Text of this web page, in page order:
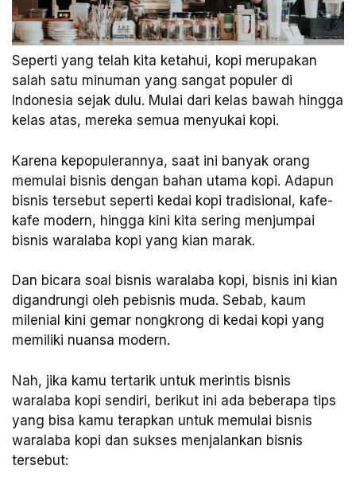
Seperti yang telah kita ketahui, kopi merupakan
salah satu minuman yang sangat populer di
Indonesia sejak dulu. Mulai dari kelas bawah hingga
kelas atas, mereka semua menyukai kopi.
Karena kepopulerannya, saat ini banyak orang
memulai bisnis dengan bahan utama kopi. Adapun
bisnis tersebut seperti kedai kopi tradisional, kafe-
kafe modern, hingga kini kita sering menjumpai
bisnis waralaba kopi yang kian marak.
Dan bicara soal bisnis waralaba kopi, bisnis ini kian
digandrungi oleh pebisnis muda. Sebab, kaum
milenial kini gemar nongkrong di kedai kopi yang
memiliki nuansa modern.
Nah, jika kamu tertarik untuk merintis bisnis
waralaba kopi sendiri, berikut ini ada beberapa tips
yang bisa kamu terapkan untuk memulai bisnis
waralaba kopi dan sukses menjalankan bisnis
tersebut: